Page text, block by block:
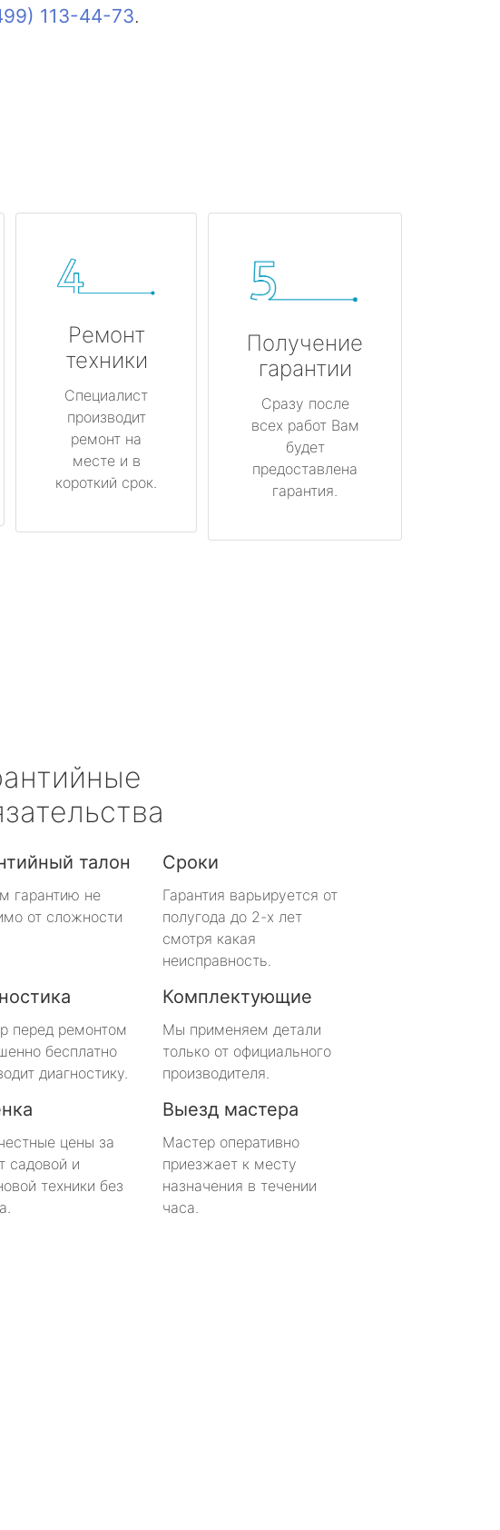
113-44-73.
Ремонт
техники
Специалист
производит
ремонт на
месте и в
короткий срок.
Получение
гарантии
Сразу после
всех работ Вам
будет
предоставлена
гарантия.
талон
гарантию не
от сложности
Сроки
Гарантия варьируется от
полугода до 2-х лет
смотря какая
неисправность.
перед ремонтом
бесплатно
диагностику.
Комплектующие
Мы применяем детали
только от официального
производителя.
цены за
садовой и
техники без
Выезд мастера
Мастер оперативно
приезжает к месту
назначения в течении
часа.